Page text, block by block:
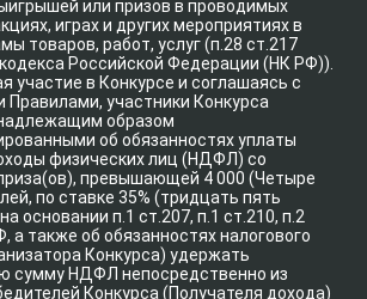
или призов в проводимых
играх и других мероприятиях в
товаров, работ, услуг (п.28 ст.217
Российской Федерации (НК РФ)).
участие в Конкурсе и соглашаясь с
участники Конкурса
образом
об обязанностях уплаты
физических лиц (НДФЛ) со
превышающей 4 000 (Четыре
по ставке 35% (тридцать пять
основании п.1 ст.207, п.1 ст.210, п.2
а также об обязанностях налогового
Конкурса) удержать
сумму НДФЛ непосредственно из
Конкурса (Получателя дохода)